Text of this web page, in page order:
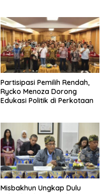
Partisipasi Pemilih Rendah,
Rycko Menoza Dorong
Edukasi Politik di Perkotaan
Misbakhun Ungkap Dulu